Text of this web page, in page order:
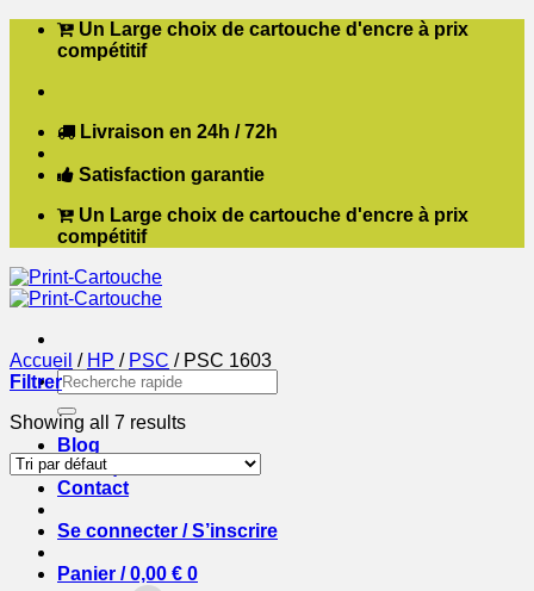
Passer Un Large choix de cartouche d'encre à prix
compétitif
Livraison en 24h / 72h
Satisfaction garantie
Un Large choix de cartouche d'encre à prix
compétitif
Recherche
pour :
Blog
Boutique
Contact
Se connecter / S’inscrire
Panier /0,00 € 0
Accueil / HP / PSC /PSC 1603
Filtrer
Showing all 7 results